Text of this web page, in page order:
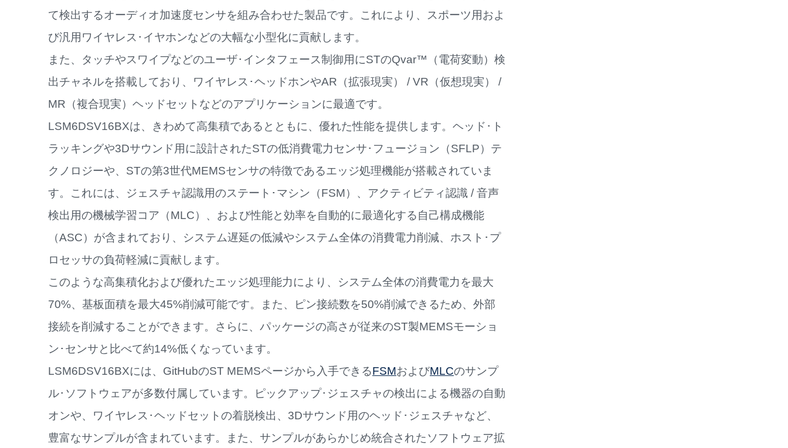
て検出するオーディオ加速度センサを組み合わせた製品です。これにより、スポーツ用およ
び汎用ワイヤレス･イヤホンなどの大幅な小型化に貢献します。
また、タッチやスワイプなどのユーザ･インタフェース制御用にSTのQvar™（電荷変動）検
出チャネルを搭載しており、ワイヤレス･ヘッドホンやAR（拡張現実） / VR（仮想現実） /
MR（複合現実）ヘッドセットなどのアプリケーションに最適です。
LSM6DSV16BXは、きわめて高集積であるとともに、優れた性能を提供します。ヘッド･ト
ラッキングや3Dサウンド用に設計されたSTの低消費電力センサ･フュージョン（SFLP）テ
クノロジーや、STの第3世代MEMSセンサの特徴であるエッジ処理機能が搭載されていま
す。これには、ジェスチャ認識用のステート･マシン（FSM）、アクティビティ認識 / 音声
検出用の機械学習コア（MLC）、および性能と効率を自動的に最適化する自己構成機能
（ASC）が含まれており、システム遅延の低減やシステム全体の消費電力削減、ホスト･プ
ロセッサの負荷軽減に貢献します。
このような高集積化および優れたエッジ処理能力により、システム全体の消費電力を最大
70%、基板面積を最大45%削減可能です。また、ピン接続数を50%削減できるため、外部
接続を削減することができます。さらに、パッケージの高さが従来のST製MEMSモーショ
ン･センサと比べて約14%低くなっています。
LSM6DSV16BXには、GitHubのST MEMSページから入手できるFSMおよびMLCのサンプ
ル･ソフトウェアが多数付属しています。ピックアップ･ジェスチャの検出による機器の自動
オンや、ワイヤレス･ヘッドセットの着脱検出、3Dサウンド用のヘッド･ジェスチャなど、
豊富なサンプルが含まれています。また、サンプルがあらかじめ統合されたソフトウェア拡